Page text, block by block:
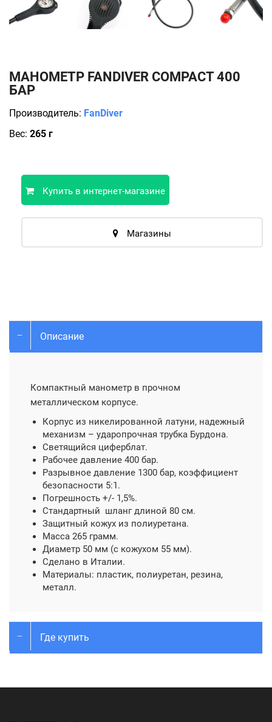
МАНОМЕТР FANDIVER COMPACT 400
БАР
Производитель: FanDiver
Вес: 265 г
Купить в интернет-магазине
Магазины
Описание
Компактный манометр в прочном
металлическом корпусе.
Корпус из никелированной латуни, надежный
механизм – ударопрочная трубка Бурдона.
Светящийся циферблат.
Рабочее давление 400 бар.
Разрывное давление 1300 бар, коэффициент
безопасности 5:1.
Погрешность +/- 1,5%.
Стандартный шланг длиной 80 см.
Защитный кожух из полиуретана.
Масса 265 грамм.
Диаметр 50 мм (с кожухом 55 мм).
Сделано в Италии.
Материалы: пластик, полиуретан, резина,
металл.
Где купить